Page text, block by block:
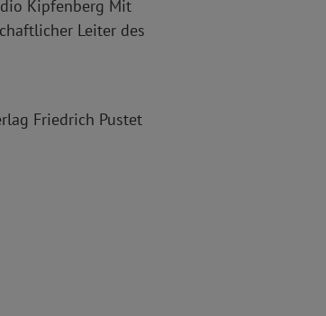
Kipfenberg Mit
Leiter des
Friedrich Pustet